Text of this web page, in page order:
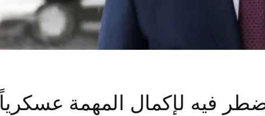
فيه لإكمال المهمة عسكرياً